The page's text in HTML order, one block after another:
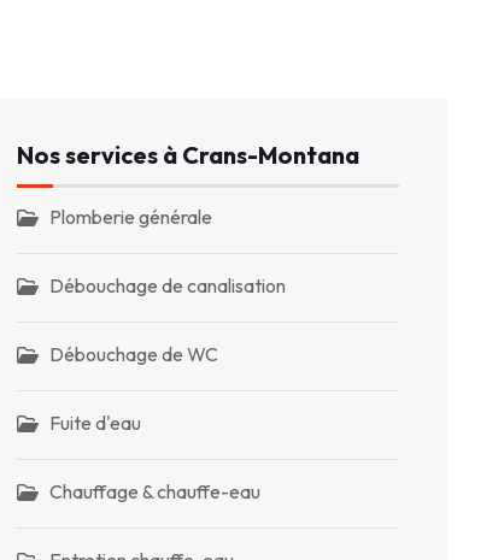
Nos services à Crans-Montana
Plomberie générale
Débouchage de canalisation
Débouchage de WC
Fuite d'eau
Chauffage & chauffe-eau